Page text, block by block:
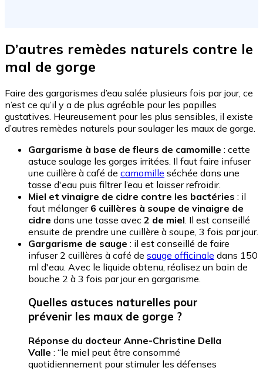
D’autres remèdes naturels contre le
mal de gorge
Faire des gargarismes d’eau salée plusieurs fois par jour, ce
n’est ce qu’il y a de plus agréable pour les papilles
gustatives. Heureusement pour les plus sensibles, il existe
d’autres remèdes naturels pour soulager les maux de gorge.
Gargarisme à base de fleurs de camomille : cette
astuce soulage les gorges irritées. Il faut faire infuser
une cuillère à café de camomille séchée dans une
tasse d'eau puis filtrer l’eau et laisser refroidir.
Miel et vinaigre de cidre contre les bactéries : il
faut mélanger 6 cuillères à soupe de vinaigre de
cidre dans une tasse avec 2 de miel . Il est conseillé
ensuite de prendre une cuillère à soupe, 3 fois par jour.
Gargarisme de sauge : il est conseillé de faire
infuser 2 cuillères à café de sauge officinale dans 150
ml d'eau. Avec le liquide obtenu, réalisez un bain de
bouche 2 à 3 fois par jour en gargarisme.
Quelles astuces naturelles pour
prévenir les maux de gorge ?
Réponse du docteur Anne-Christine Della
Valle : “le miel peut être consommé
quotidiennement pour stimuler les défenses